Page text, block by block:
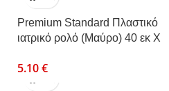
Premium Standard Πλαστικό
ιατρικό ρολό (Μαύρο) 40 εκ Χ
5.10€